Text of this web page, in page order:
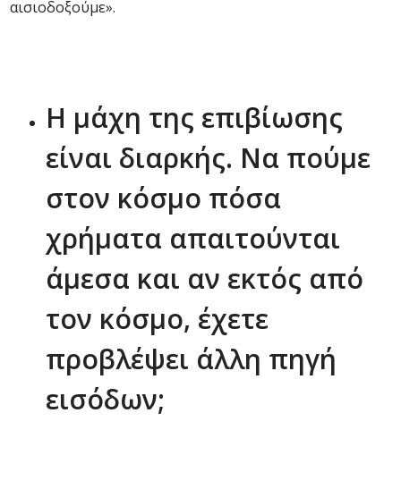
αισιοδοξούμε».
Η μάχη της επιβίωσης
είναι διαρκής. Να πούμε
στον κόσμο πόσα
χρήματα απαιτούνται
άμεσα και αν εκτός από
τον κόσμο, έχετε
προβλέψει άλλη πηγή
εισόδων;